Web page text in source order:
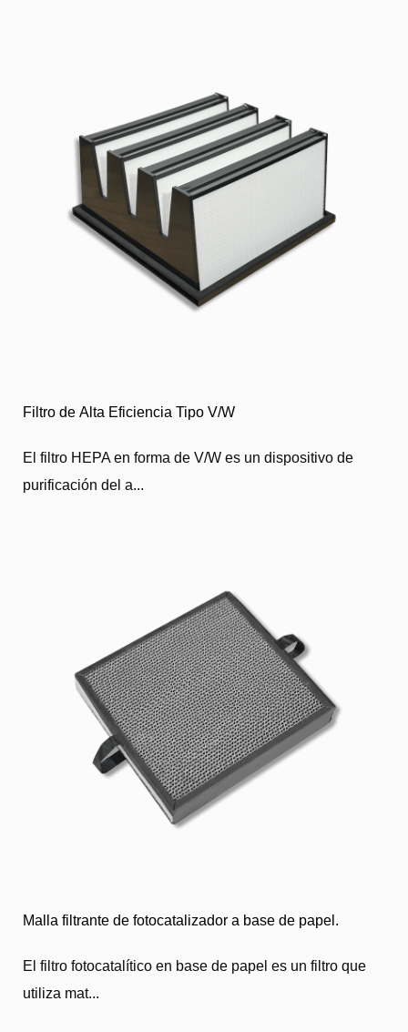
Filtro de Alta Eficiencia Tipo V/W
El filtro HEPA en forma de V/W es un dispositivo de
purificación del a...
Malla filtrante de fotocatalizador a base de papel.
El filtro fotocatalítico en base de papel es un filtro que
utiliza mat...